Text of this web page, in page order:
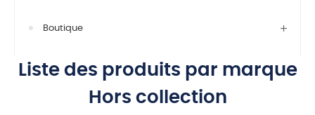
Boutique
Liste des produits par marque
Hors collection